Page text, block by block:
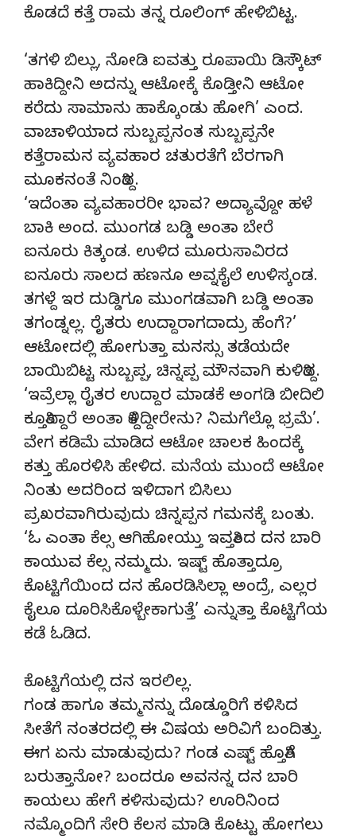
ಕೊಡದೆ ಕತ್ತೆ ರಾಮ ತನ್ನ ರೂಲಿಂಗ್ ಹೇಳಿಬಿಟ್ಟ.
‘ತಗಳಿ ಬಿಲ್ಲು, ನೋಡಿ ಐವತ್ತು ರೂಪಾಯಿ ಡಿಸ್ಕೌಟ್
ಹಾಕಿದ್ದೀನಿ ಅದನ್ನು ಆಟೋಕ್ಕೆ ಕೊಡ್ತೀನಿ ಆಟೋ
ಕರೆದು ಸಾಮಾನು ಹಾಕ್ಕೊಂಡು ಹೋಗಿ’ ಎಂದ.
ವಾಚಾಳಿಯಾದ ಸುಬ್ಬಪ್ಪನಂತ ಸುಬ್ಬಪ್ಪನೇ
ಕತ್ತೆರಾಮನ ವ್ಯವಹಾರ ಚತುರತೆಗೆ ಬೆರಗಾಗಿ
ಮೂಕನಂತೆ ನಿಂತಿದ್ದ.
‘ಇದೆಂತಾ ವ್ಯವಹಾರರೀ ಭಾವ? ಅದ್ಯಾವ್ದೋ ಹಳೆ
ಬಾಕಿ ಅಂದ. ಮುಂಗಡ ಬಡ್ಡಿ ಅಂತಾ ಬೇರೆ
ಐನೂರು ಕಿತ್ಕಂಡ. ಉಳಿದ ಮೂರುಸಾವಿರದ
ಐನೂರು ಸಾಲದ ಹಣನೂ ಅವ್ನಕೈಲೆ ಉಳಿಸ್ಕಂಡ.
ತಗಳ್ದೆ ಇರ ದುಡ್ಡಿಗೂ ಮುಂಗಡವಾಗಿ ಬಡ್ಡಿ ಅಂತಾ
ತಗಂಡ್ನಲ್ಲ. ರೈತರು ಉದ್ದಾರಾಗದಾದ್ರು ಹೆಂಗೆ?’
ಆಟೋದಲ್ಲಿ ಹೋಗುತ್ತಾ ಮನಸ್ಸು ತಡೆಯದೇ
ಬಾಯಿಬಿಟ್ಟ ಸುಬ್ಬಪ್ಪ, ಚಿನ್ನಪ್ಪ ಮೌನವಾಗಿ ಕುಳಿತಿದ್ದ.
‘ಇವ್ರೆಲ್ಲಾ ರೈತರ ಉದ್ದಾರ ಮಾಡಕೆ ಅಂಗಡಿ ಬೀದಿಲಿ
ಕೂತ್ತಿದ್ದಾರೆ ಅಂತಾ ತಿಳ್ದಿದ್ದೀರೇನು? ನಿಮಗೆಲ್ಲೊ ಭ್ರಮೆ’.
ವೇಗ ಕಡಿಮೆ ಮಾಡಿದ ಆಟೋ ಚಾಲಕ ಹಿಂದಕ್ಕೆ
ಕತ್ತು ಹೊರಳಿಸಿ ಹೇಳಿದ. ಮನೆಯ ಮುಂದೆ ಆಟೋ
ನಿಂತು ಅದರಿಂದ ಇಳಿದಾಗ ಬಿಸಿಲು
ಪ್ರಖರವಾಗಿರುವುದು ಚಿನ್ನಪ್ಪನ ಗಮನಕ್ಕೆ ಬಂತು.
‘ಓ ಎಂತಾ ಕೆಲ್ಸ ಆಗಿಹೋಯ್ತು ಇವತ್ತಿಂದ ದನ ಬಾರಿ
ಕಾಯುವ ಕೆಲ್ಸ ನಮ್ಮದು. ಇಷ್ಟ್ ಹೊತ್ತಾದ್ರೂ
ಕೊಟ್ಟಿಗೆಯಿಂದ ದನ ಹೊರಡಿಸಿಲ್ಲಾ ಅಂದ್ರೆ, ಎಲ್ಲರ
ಕೈಲೂ ದೂರಿಸಿಕೊಳ್ಬೇಕಾಗುತ್ತೆ’ ಎನ್ನುತ್ತಾ ಕೊಟ್ಟಿಗೆಯ
ಕಡೆ ಓಡಿದ.
ಕೊಟ್ಟಿಗೆಯಲ್ಲಿ ದನ ಇರಲಿಲ್ಲ.
ಗಂಡ ಹಾಗೂ ತಮ್ಮನನ್ನು ದೊಡ್ಡೂರಿಗೆ ಕಳಿಸಿದ
ಸೀತೆಗೆ ನಂತರದಲ್ಲಿ ಈ ವಿಷಯ ಅರಿವಿಗೆ ಬಂದಿತ್ತು.
ಈಗ ಏನು ಮಾಡುವುದು? ಗಂಡ ಎಷ್ಟ್ ಹೊತ್ತಿಗೆ
ಬರುತ್ತಾನೋ? ಬಂದರೂ ಅವನನ್ನ ದನ ಬಾರಿ
ಕಾಯಲು ಹೇಗೆ ಕಳಿಸುವುದು? ಊರಿನಿಂದ
ನಮ್ಮೊಂದಿಗೆ ಸೇರಿ ಕೆಲಸ ಮಾಡಿ ಕೊಟ್ಟು ಹೋಗಲು